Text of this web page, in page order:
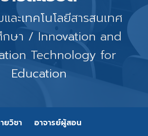
ละเทคโนโลยีสารสนเทศ
กษา / Innovation and
Technology for
Education
ยวิชา อาจารย์ผู้สอน